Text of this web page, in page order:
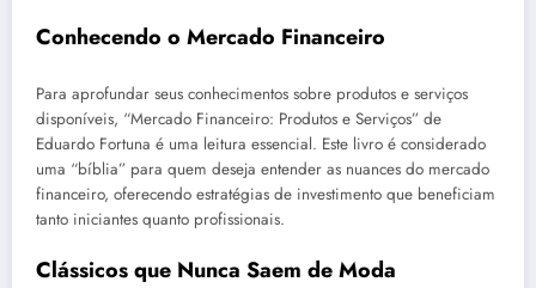
Conhecendo o Mercado Financeiro
Para aprofundar seus conhecimentos sobre produtos e serviços
disponíveis, “Mercado Financeiro: Produtos e Serviços” de
Eduardo Fortuna é uma leitura essencial. Este livro é considerado
uma “bíblia” para quem deseja entender as nuances do mercado
financeiro, oferecendo estratégias de investimento que beneficiam
tanto iniciantes quanto profissionais.
Clássicos que Nunca Saem de Moda